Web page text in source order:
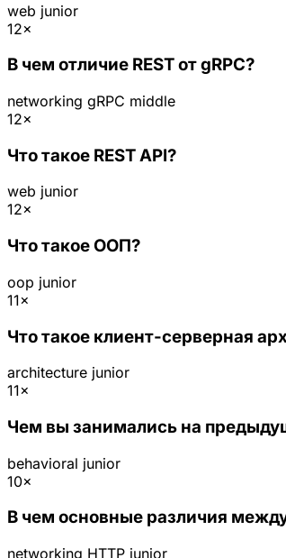
web junior
12×
В чем отличие REST от gRPC?
networking gRPC middle
12×
Что такое REST API?
web junior
12×
Что такое ООП?
oop junior
11×
Что такое клиент-серверная
architecture junior
11×
Чем вы занимались на
behavioral junior
10×
В чем основные различия
networking HTTP junior